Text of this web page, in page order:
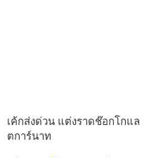
เค้กส่งด่วน แต่งราดช๊อกโกแล
ตการ์นาท